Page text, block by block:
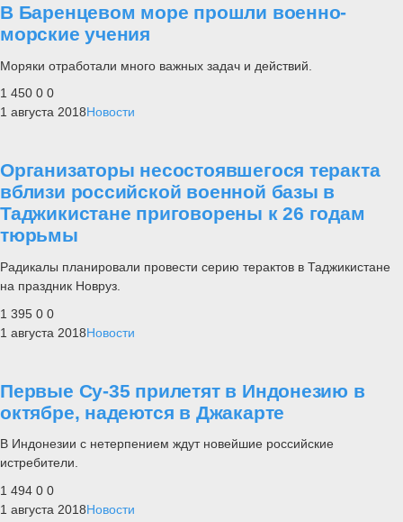
В Баренцевом море прошли военно-
морские учения
Моряки отработали много важных задач и действий.
1 450 0 0
1 августа 2018Новости
Организаторы несостоявшегося теракта
вблизи российской военной базы в
Таджикистане приговорены к 26 годам
тюрьмы
Радикалы планировали провести серию терактов в Таджикистане
на праздник Новруз.
1 395 0 0
1 августа 2018Новости
Первые Су-35 прилетят в Индонезию в
октябре, надеются в Джакарте
В Индонезии с нетерпением ждут новейшие российские
истребители.
1 494 0 0
1 августа 2018Новости